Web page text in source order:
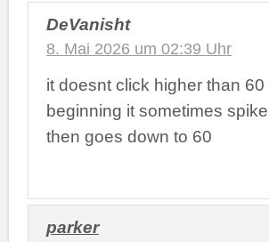
DeVanisht
8. Mai 2026 um 02:39 Uhr
it doesnt click higher than
beginning it sometimes
then goes down to 60
parker